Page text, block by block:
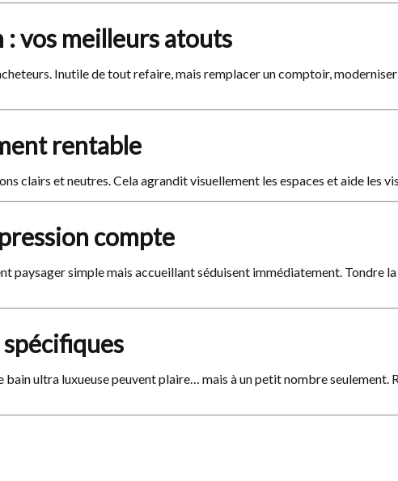
: vos meilleurs atouts
Inutile de tout refaire, mais remplacer un comptoir,
rentable
clairs et neutres. Cela agrandit visuellement les espaces et aide les
compte
paysager simple mais accueillant séduisent immédiatement. Tondre
bain ultra luxueuse peuvent plaire… mais à un petit nombre seulement.